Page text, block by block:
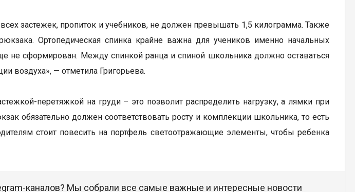
застежек, пропиток и учебников, не должен превышать 1,5 килограмма. Также
Ортопедическая спинка крайне важна для учеников именно начальных
не сформирован. Между спинкой ранца и спиной школьника должно оставаться
воздуха», — отметила Григорьева.
перетяжкой на груди – это позволит распределить нагрузку, а лямки при
обязательно должен соответствовать росту и комплекции школьника, то есть
стоит повесить на портфель светоотражающие элементы, чтобы ребенка
каналов? Мы собрали все самые важные и интересные новости